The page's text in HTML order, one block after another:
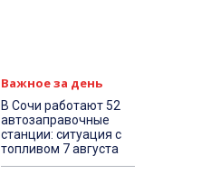
Важное за день
В Сочи работают 52
автозаправочные
станции: ситуация с
топливом 7 августа